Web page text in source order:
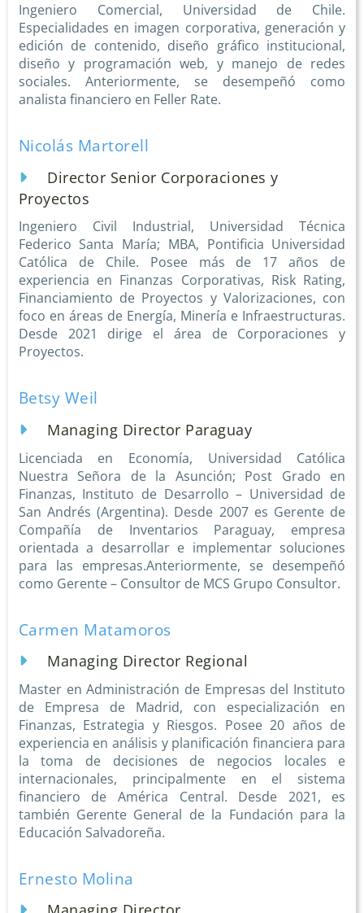
Ingeniero Comercial, Universidad de Chile.
Especialidades en imagen corporativa, generación y
edición de contenido, diseño gráfico institucional,
diseño y programación web, y manejo de redes
sociales. Anteriormente, se desempeñó como
analista financiero en Feller Rate.
Nicolás Martorell
Director Senior Corporaciones y
Proyectos
Ingeniero Civil Industrial, Universidad Técnica
Federico Santa María; MBA, Pontificia Universidad
Católica de Chile. Posee más de 17 años de
experiencia en Finanzas Corporativas, Risk Rating,
Financiamiento de Proyectos y Valorizaciones, con
foco en áreas de Energía, Minería e Infraestructuras.
Desde 2021 dirige el área de Corporaciones y
Proyectos.
Betsy Weil
Managing Director Paraguay
Licenciada en Economía, Universidad Católica
Nuestra Señora de la Asunción; Post Grado en
Finanzas, Instituto de Desarrollo – Universidad de
San Andrés (Argentina). Desde 2007 es Gerente de
Compañía de Inventarios Paraguay, empresa
orientada a desarrollar e implementar soluciones
para las empresas.Anteriormente, se desempeñó
como Gerente – Consultor de MCS Grupo Consultor.
Carmen Matamoros
Managing Director Regional
Master en Administración de Empresas del Instituto
de Empresa de Madrid, con especialización en
Finanzas, Estrategia y Riesgos. Posee 20 años de
experiencia en análisis y planificación financiera para
la toma de decisiones de negocios locales e
internacionales, principalmente en el sistema
financiero de América Central. Desde 2021, es
también Gerente General de la Fundación para la
Educación Salvadoreña.
Ernesto Molina